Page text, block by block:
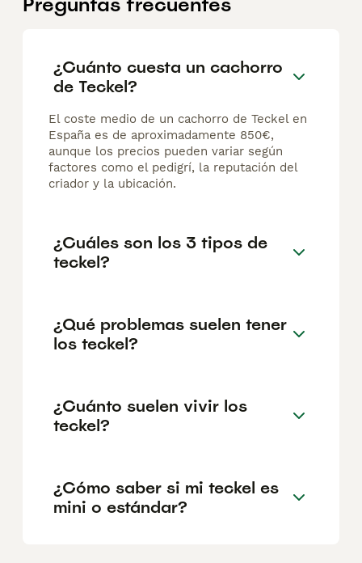
¿Cuánto cuesta un cachorro
de Teckel?
El coste medio de un cachorro de Teckel en
España es de aproximadamente 850€,
aunque los precios pueden variar según
factores como el pedigrí, la reputación del
criador y la ubicación.
¿Cuáles son los 3 tipos de
teckel?
¿Qué problemas suelen tener
los teckel?
¿Cuánto suelen vivir los
teckel?
¿Cómo saber si mi teckel es
mini o estándar?